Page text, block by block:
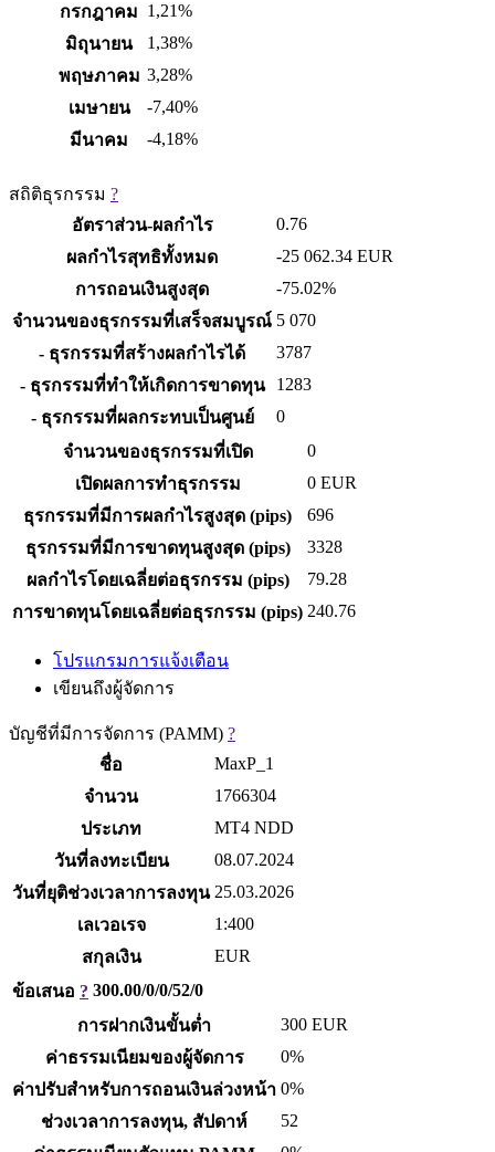
กรกฎาคม 1,21%
มิถุนายน
1,38%
พฤษภาคม 3,28%
เมษายน
-7,40%
มีนาคม
-4,18%
สถิติธุรกรรม ?
อัตราส่วน-ผลกำไร
0.76
ผลกำไรสุทธิทั้งหมด
-25 062.34 EUR
การถอนเงินสูงสุด
-75.02%
จำนวนของธุรกรรมที่เสร็จสมบูรณ์ 5 070
- ธุรกรรมที่สร้างผลกำไรได้
3787
- ธุรกรรมที่ทำให้เกิดการขาดทุน
1283
- ธุรกรรมที่ผลกระทบเป็นศูนย์
0
จำนวนของธุรกรรมที่เปิด
0
เปิดผลการทำธุรกรรม
0 EUR
ธุรกรรมที่มีการผลกำไรสูงสุด (pips)
696
ธุรกรรมที่มีการขาดทุนสูงสุด (pips)
3328
ผลกำไรโดยเฉลี่ยต่อธุรกรรม (pips)
79.28
การขาดทุนโดยเฉลี่ยต่อธุรกรรม (pips) 240.76
โปรแกรมการแจ้งเตือน
เขียนถึงผู้จัดการ
บัญชีที่มีการจัดการ (PAMM) ?
ชื่อ
MaxP_1
จำนวน
1766304
ประเภท
MT4 NDD
วันที่ลงทะเบียน
08.07.2024
วันที่ยุติช่วงเวลาการลงทุน 25.03.2026
เลเวอเรจ
1:400
สกุลเงิน
EUR
ข้อเสนอ ? 300.00/0/0/52/0
การฝากเงินขั้นต่ำ
300 EUR
ค่าธรรมเนียมของผู้จัดการ
0%
ค่าปรับสำหรับการถอนเงินล่วงหน้า 0%
ช่วงเวลาการลงทุน, สัปดาห์
52